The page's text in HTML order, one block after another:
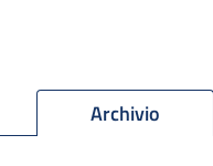
Archivio